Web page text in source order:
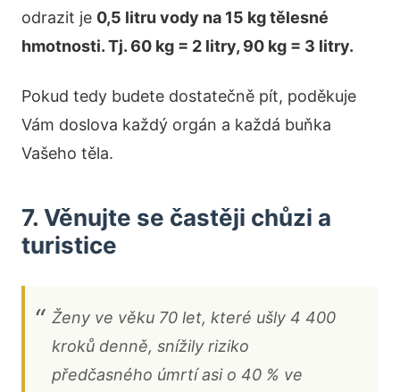
odrazit je 0,5 litru vody na 15 kg tělesné
hmotnosti. Tj. 60 kg = 2 litry, 90 kg = 3 litry.
Pokud tedy budete dostatečně pít, poděkuje
Vám doslova každý orgán a každá buňka
Vašeho těla.
7. Věnujte se častěji chůzi a
turistice
Ženy ve věku 70 let, které ušly 4 400
kroků denně, snížily riziko
předčasného úmrtí asi o 40 % ve